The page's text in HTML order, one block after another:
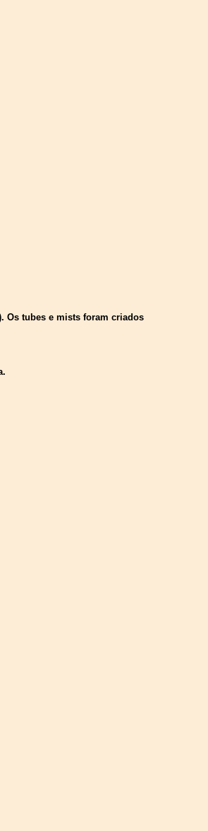
Os tubes e mists foram criados